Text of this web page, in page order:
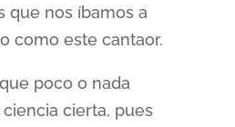
que nos íbamos a
como este cantaor.
poco o nada
cierta, pues